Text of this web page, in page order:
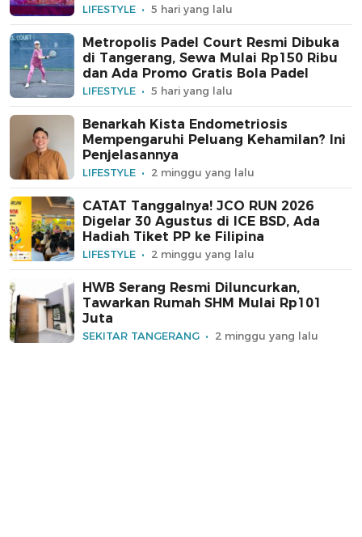
LIFESTYLE 5 hari yang lalu
Metropolis Padel Court Resmi Dibuka
di Tangerang, Sewa Mulai Rp150 Ribu
dan Ada Promo Gratis Bola Padel
LIFESTYLE 5 hari yang lalu
Benarkah Kista Endometriosis
Mempengaruhi Peluang Kehamilan? Ini
Penjelasannya
LIFESTYLE 2 minggu yang lalu
CATAT Tanggalnya! JCO RUN 2026
Digelar 30 Agustus di ICE BSD, Ada
Hadiah Tiket PP ke Filipina
LIFESTYLE 2 minggu yang lalu
HWB Serang Resmi Diluncurkan,
Tawarkan Rumah SHM Mulai Rp101
Juta
SEKITAR TANGERANG 2 minggu yang lalu